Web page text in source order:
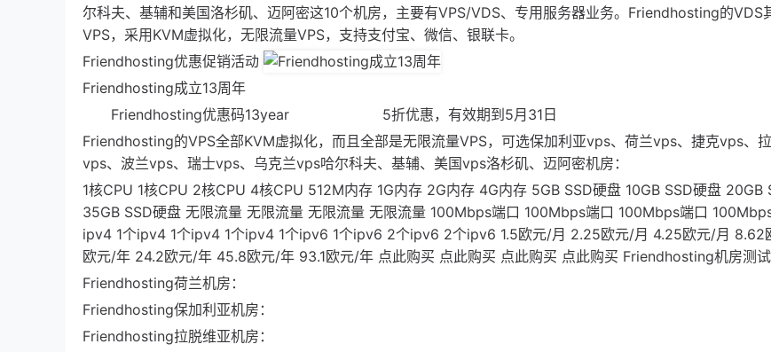
尔科夫、基辅和美国洛杉矶、迈阿密这10个机房，主要有VPS/VDS、专用服务器业务。Friendhosting的VDS
VPS，采用KVM虚拟化，无限流量VPS，支持支付宝、微信、银联卡。
Friendhosting优惠促销活动
Friendhosting成立13周年
Friendhosting优惠码13year 5折优惠，有效期到5月31日
Friendhosting的VPS全部KVM虚拟化，而且全部是无限流量VPS，可选保加利亚vps、荷兰vps、捷克vps、
vps、波兰vps、瑞士vps、乌克兰vps哈尔科夫、基辅、美国vps洛杉矶、迈阿密机房：
1核CPU 1核CPU 2核CPU 4核CPU 512M内存 1G内存 2G内存 4G内存 5GB SSD硬盘 10GB SSD硬盘 20GB
35GB SSD硬盘 无限流量 无限流量 无限流量 无限流量 100Mbps端口 100Mbps端口 100Mbps端口
ipv4 1个ipv4 1个ipv4 1个ipv4 1个ipv6 1个ipv6 2个ipv6 2个ipv6 1.5欧元/月 2.25欧元/月 4.25欧元/月 8.62
欧元/年 24.2欧元/年 45.8欧元/年 93.1欧元/年 点此购买 点此购买 点此购买 点此购买 Friendhosting机房测试
Friendhosting荷兰机房：
Friendhosting保加利亚机房：
Friendhosting拉脱维亚机房：